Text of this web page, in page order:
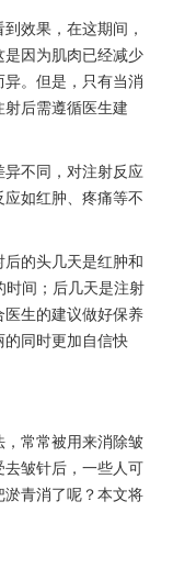
效果，在这期间，
因为肌肉已经减少
。但是，只有当消
后需遵循医生建
不同，对注射反应
如红肿、疼痛等不
的头几天是红肿和
时间；后几天是注射
生的建议做好保养
的同时更加自信快
常常被用来消除皱
皱针后，一些人可
青消了呢？本文将